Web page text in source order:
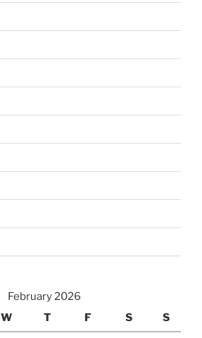
February 2026
W T F S S